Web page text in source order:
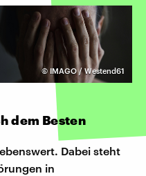
© IMAGO / Westend61
dem Besten
Dabei steht
in